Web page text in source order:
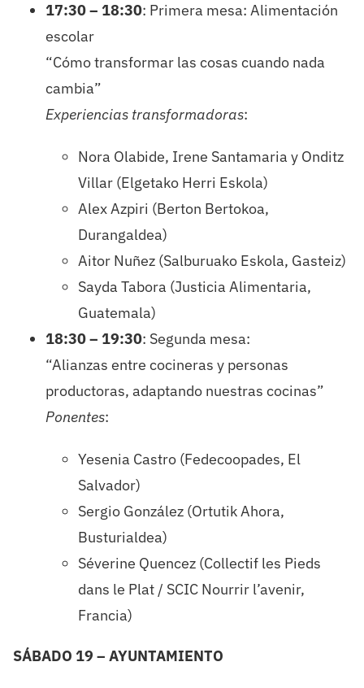
17:30 – 18:30: Primera mesa: Alimentación
escolar
“Cómo transformar las cosas cuando nada
cambia”
Experiencias transformadoras:
Nora Olabide, Irene Santamaria y Onditz
Villar (Elgetako Herri Eskola)
Alex Azpiri (Berton Bertokoa,
Durangaldea)
Aitor Nuñez (Salburuako Eskola, Gasteiz)
Sayda Tabora (Justicia Alimentaria,
Guatemala)
18:30 – 19:30: Segunda mesa:
“Alianzas entre cocineras y personas
productoras, adaptando nuestras cocinas”
Ponentes:
Yesenia Castro (Fedecoopades, El
Salvador)
Sergio González (Ortutik Ahora,
Busturialdea)
Séverine Quencez (Collectif les Pieds
dans le Plat / SCIC Nourrir l’avenir,
Francia)
SÁBADO 19 – AYUNTAMIENTO